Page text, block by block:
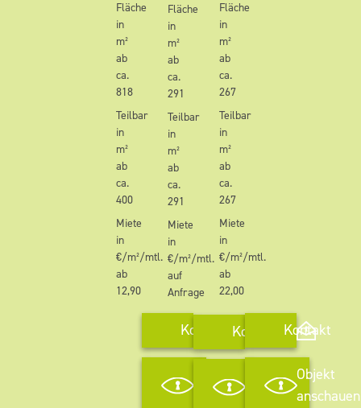
Fläche
in
m²
ab
ca.
818
Teilbar
in
m²
ab
ca.
400
Miete
in
€/m²/mtl.
ab
12,90
Kontakt
Objekt
anschauen
Fläche
in
m²
ab
ca.
291
Teilbar
in
m²
ab
ca.
291
Miete
in
€/m²/mtl.
auf
Anfrage
Kontakt
Objekt
anschauen
Fläche
in
m²
ab
ca.
267
Teilbar
in
m²
ab
ca.
267
Miete
in
€/m²/mtl.
ab
22,00
Kontakt
Objekt
anschauen